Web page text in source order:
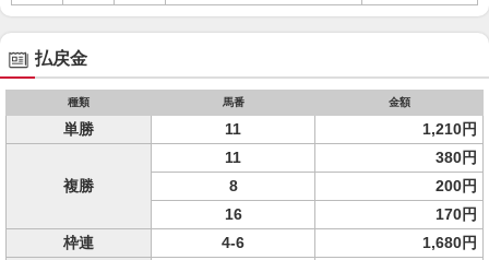
払戻金
種類 馬番 金額
単勝 11 1,210円
複勝
11
380円
8
200円
16
170円
枠連
4-6
1,680円